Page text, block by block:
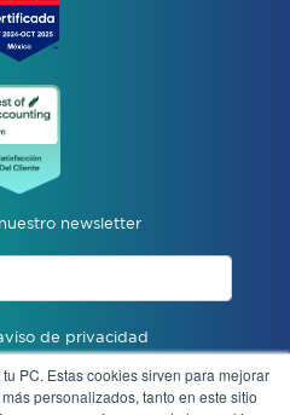
PC. Estas cookies sirven para mejorar
personalizados, tanto en este sitio
newsletter
de privacidad